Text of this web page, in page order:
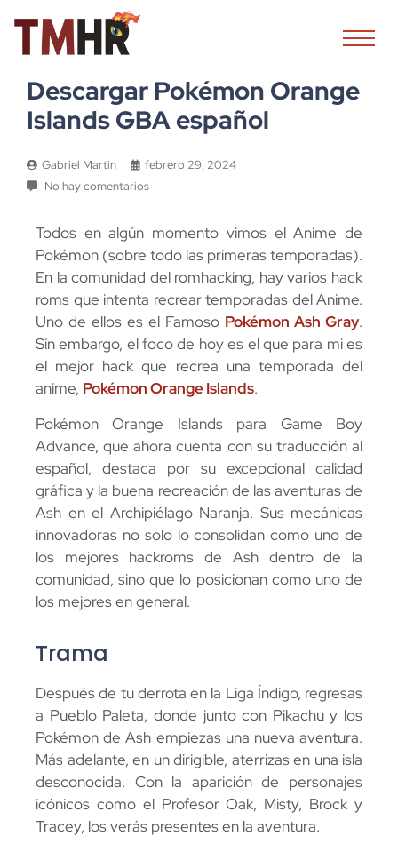
Descargar Pokémon Orange
Islands GBA español
Gabriel Martin
febrero 29, 2024
No hay comentarios
Todos en algún momento vimos el Anime de
Pokémon (sobre todo las primeras temporadas).
En la comunidad del romhacking, hay varios hack
roms que intenta recrear temporadas del Anime.
Uno de ellos es el Famoso Pokémon Ash Gray.
Sin embargo, el foco de hoy es el que para mi es
el mejor hack que recrea una temporada del
anime, Pokémon Orange Islands.
Pokémon Orange Islands para Game Boy
Advance, que ahora cuenta con su traducción al
español, destaca por su excepcional calidad
gráfica y la buena recreación de las aventuras de
Ash en el Archipiélago Naranja. Sus mecánicas
innovadoras no solo lo consolidan como uno de
los mejores hackroms de Ash dentro de la
comunidad, sino que lo posicionan como uno de
los mejores en general.
Trama
Después de tu derrota en la Liga Índigo, regresas
a Pueblo Paleta, donde junto con Pikachu y los
Pokémon de Ash empiezas una nueva aventura.
Más adelante, en un dirigible, aterrizas en una isla
desconocida. Con la aparición de personajes
icónicos como el Profesor Oak, Misty, Brock y
Tracey, los verás presentes en la aventura.